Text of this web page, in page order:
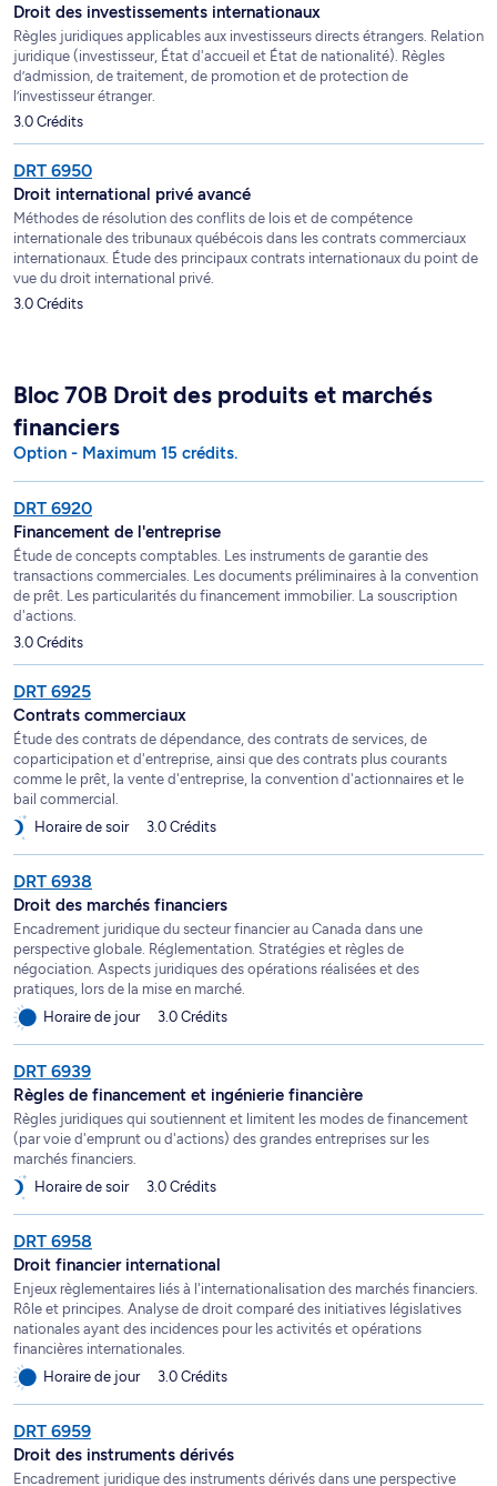
Droit des investissements internationaux
Règles juridiques applicables aux investisseurs directs étrangers. Relation
juridique (investisseur, État d'accueil et État de nationalité). Règles
d’admission, de traitement, de promotion et de protection de
l’investisseur étranger.
3.0 Crédits
DRT 6950
Droit international privé avancé
Méthodes de résolution des conflits de lois et de compétence
internationale des tribunaux québécois dans les contrats commerciaux
internationaux. Étude des principaux contrats internationaux du point de
vue du droit international privé.
3.0 Crédits
Bloc 70B Droit des produits et marchés
financiers
Option - Maximum 15 crédits.
DRT 6920
Financement de l'entreprise
Étude de concepts comptables. Les instruments de garantie des
transactions commerciales. Les documents préliminaires à la convention
de prêt. Les particularités du financement immobilier. La souscription
d'actions.
3.0 Crédits
DRT 6925
Contrats commerciaux
Étude des contrats de dépendance, des contrats de services, de
coparticipation et d'entreprise, ainsi que des contrats plus courants
comme le prêt, la vente d'entreprise, la convention d'actionnaires et le
bail commercial.
Horaire de soir
3.0 Crédits
DRT 6938
Droit des marchés financiers
Encadrement juridique du secteur financier au Canada dans une
perspective globale. Réglementation. Stratégies et règles de
négociation. Aspects juridiques des opérations réalisées et des
pratiques, lors de la mise en marché.
Horaire de jour
3.0 Crédits
DRT 6939
Règles de financement et ingénierie financière
Règles juridiques qui soutiennent et limitent les modes de financement
(par voie d'emprunt ou d'actions) des grandes entreprises sur les
marchés financiers.
Horaire de soir
3.0 Crédits
DRT 6958
Droit financier international
Enjeux règlementaires liés à l'internationalisation des marchés financiers.
Rôle et principes. Analyse de droit comparé des initiatives législatives
nationales ayant des incidences pour les activités et opérations
financières internationales.
Horaire de jour
3.0 Crédits
DRT 6959
Droit des instruments dérivés
Encadrement juridique des instruments dérivés dans une perspective